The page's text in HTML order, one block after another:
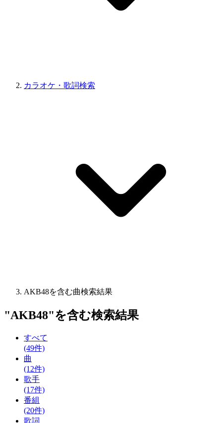
カラオケ・歌詞検索
AKB48を含む曲検索結果
"AKB48"を含む検索結果
すべて
(49件)
曲
(12件)
歌手
(17件)
番組
(20件)
歌詞